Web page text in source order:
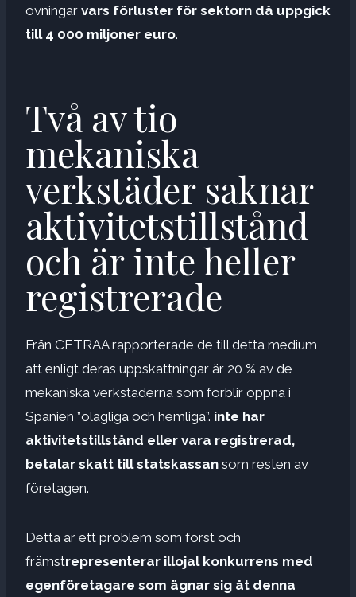
övningar vars förluster för sektorn då uppgick
till 4 000 miljoner euro.
Två av tio
mekaniska
verkstäder saknar
aktivitetstillstånd
och är inte heller
registrerade
Från CETRAA rapporterade de till detta medium
att enligt deras uppskattningar är 20 % av de
mekaniska verkstäderna som förblir öppna i
Spanien ”olagliga och hemliga”. inte har
aktivitetstillstånd eller vara registrerad,
betalar skatt till statskassan som resten av
företagen.
Detta är ett problem som först och
främstrepresenterar illojal konkurrens med
egenföretagare som ägnar sig åt denna